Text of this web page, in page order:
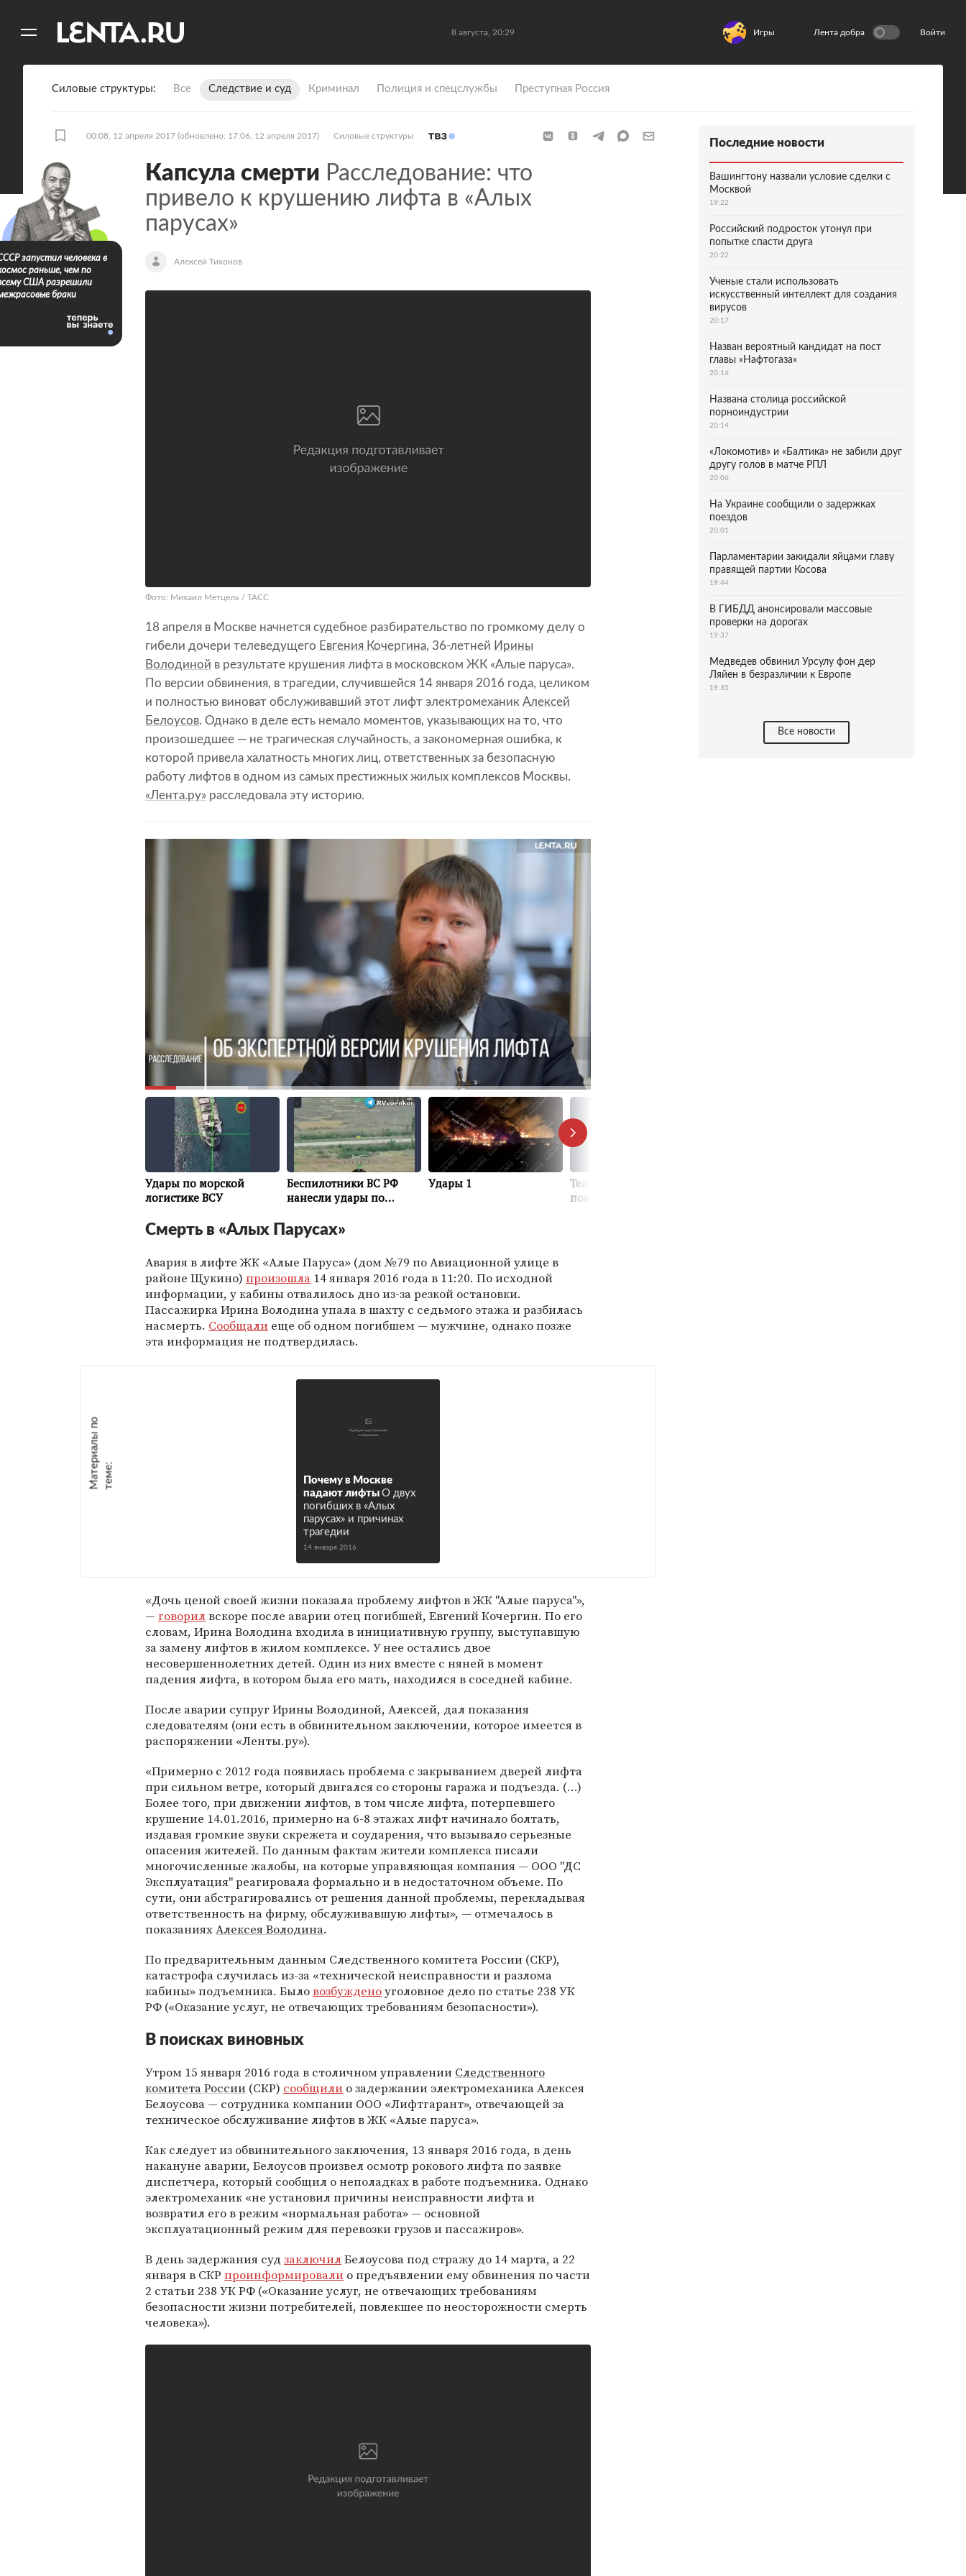
8 августа, 20:29 Игры Лента добра Войти
Силовые структуры Все Следствие и суд Криминал Полиция и спецслужбы Преступная Россия
00:08, 12 апреля 2017 (обновлено: 17:06, 12 апреля 2017) Силовые структуры
Капсула смерти Расследование: что
привело к крушению лифта в «Алых
парусах»
Алексей Тихонов
Фото: Михаил Метцель / ТАСС
18 апреля в Москве начнется судебное разбирательство по громкому делу о
гибели дочери телеведущего Евгения Кочергина, 36-летней Ирины
Володиной в результате крушения лифта в московском ЖК «Алые паруса».
По версии обвинения, в трагедии, случившейся 14 января 2016 года, целиком
и полностью виноват обслуживавший этот лифт электромеханик Алексей
Белоусов. Однако в деле есть немало моментов, указывающих на то, что
произошедшее — не трагическая случайность, а закономерная ошибка, к
которой привела халатность многих лиц, ответственных за безопасную
работу лифтов в одном из самых престижных жилых комплексов Москвы.
«Лента.ру» расследовала эту историю.
Смерть в «Алых Парусах»
Авария в лифте ЖК «Алые Паруса» (дом №79 по Авиационной улице в
районе Щукино) произошла 14 января 2016 года в 11:20. По исходной
информации, у кабины отвалилось дно из-за резкой остановки.
Пассажирка Ирина Володина упала в шахту с седьмого этажа и разбилась
насмерть. Сообщали еще об одном погибшем — мужчине, однако позже
эта информация не подтвердилась.
М
а
т е
р
и
а
л
ы
п
о
т
е
м
е :
Почему в Москве
падают лифты О двух
погибших в «Алых
парусах» и причинах
трагедии
14 января 2016
«Дочь ценой своей жизни показала проблему лифтов в ЖК "Алые паруса"»,
— говорилвскоре после аварии отец погибшей, Евгений Кочергин. По его
словам, Ирина Володина входила в инициативную группу, выступавшую
за замену лифтов в жилом комплексе. У нее остались двое
несовершеннолетних детей. Один из них вместе с няней в момент
падения лифта, в котором была его мать, находился в соседней кабине.
После аварии супруг Ирины Володиной, Алексей, дал показания
следователям (они есть в обвинительном заключении, которое имеется в
распоряжении «Ленты.ру»).
«Примерно с 2012 года появилась проблема с закрыванием дверей лифта
при сильном ветре, который двигался со стороны гаража и подъезда. (...)
Более того, при движении лифтов, в том числе лифта, потерпевшего
крушение 14.01.2016, примерно на 6-8 этажах лифт начинало болтать,
издавая громкие звуки скрежета и соударения, что вызывало серьезные
опасения жителей. По данным фактам жители комплекса писали
многочисленные жалобы, на которые управляющая компания — ООО "ДС
Эксплуатация" реагировала формально и в недостаточном объеме. По
сути, они абстрагировались от решения данной проблемы, перекладывая
ответственность на фирму, обслуживавшую лифты», — отмечалось в
показанияхАлексея Володина.
По предварительным данным Следственного комитета России (СКР),
катастрофа случилась из-за «технической неисправности и разлома
кабины» подъемника. Быловозбужденоуголовное дело по статье 238 УК
РФ («Оказание услуг, не отвечающих требованиям безопасности»).
В поисках виновных
Утром 15 января 2016 года в столичном управлении Следственного
комитета России (СКР) сообщили о задержании электромеханика Алексея
Белоусова — сотрудника компании ООО «Лифтгарант», отвечающей за
техническое обслуживание лифтов в ЖК «Алые паруса».
Как следует из обвинительного заключения, 13 января 2016 года, в день
накануне аварии, Белоусов произвел осмотр рокового лифта по заявке
диспетчера, который сообщил о неполадках в работе подъемника. Однако
электромеханик «не установил причины неисправности лифта и
возвратил его в режим «нормальная работа» — основной
эксплуатационный режим для перевозки грузов и пассажиров».
В день задержания суд заключилБелоусова под стражу до 14 марта, а 22
января в СКР проинформировали о предъявлении ему обвинения по части
2 статьи 238 УК РФ («Оказание услуг, не отвечающих требованиям
безопасности жизни потребителей, повлекшее по неосторожности смерть
человека»).
запустил человека в
раньше, чем по
США разрешили
браки
Последние новости
Вашингтону назвали условие сделки с
Москвой
19:22
Российский подросток утонул при
попытке спасти друга
20:22
Ученые стали использовать
искусственный интеллект для создания
вирусов
20:17
Назван вероятный кандидат на пост
главы «Нафтогаза»
20:16
Названа столица российской
порноиндустрии
20:14
«Локомотив» и «Балтика» не забили друг
другу голов в матче РПЛ
20:06
На Украине сообщили о задержках
поездов
20:01
Парламентарии закидали яйцами главу
правящей партии Косова
19:44
В ГИБДД анонсировали массовые
проверки на дорогах
19:37
Медведев обвинил Урсулу фон дер
Ляйен в безразличии к Европе
19:35
Все новости